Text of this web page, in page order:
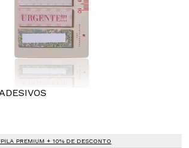
PREMIUM + 10% DE DESCONTO